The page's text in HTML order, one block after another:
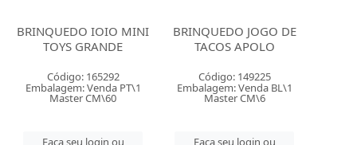
BRINQUEDO IOIO MINI
TOYS GRANDE
Código: 165292
Embalagem: Venda PT\1
Master CM\60
Faça seu login ou
BRINQUEDO JOGO DE
TACOS APOLO
Código: 149225
Embalagem: Venda BL\1
Master CM\6
Faça seu login ou